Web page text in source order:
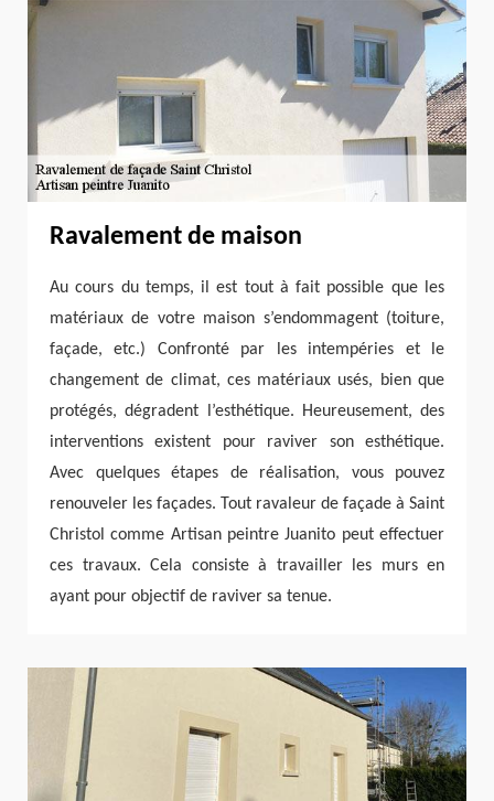
Ravalement de maison
Au cours du temps, il est tout à fait possible que les
matériaux de votre maison s’endommagent (toiture,
façade, etc.) Confronté par les intempéries et le
changement de climat, ces matériaux usés, bien que
protégés, dégradent l’esthétique. Heureusement, des
interventions existent pour raviver son esthétique.
Avec quelques étapes de réalisation, vous pouvez
renouveler les façades. Tout ravaleur de façade à Saint
Christol comme Artisan peintre Juanito peut effectuer
ces travaux. Cela consiste à travailler les murs en
ayant pour objectif de raviver sa tenue.